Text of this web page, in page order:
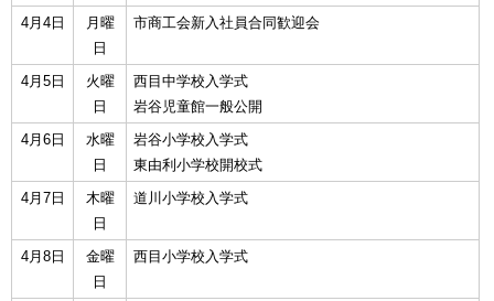
4月4日
月曜
日
市商工会新入社員合同歓迎会
4月5日
火曜
日
西目中学校入学式
岩谷児童館一般公開
4月6日
水曜
日
岩谷小学校入学式
東由利小学校開校式
4月7日
木曜
日
道川小学校入学式
4月8日
金曜
日
西目小学校入学式